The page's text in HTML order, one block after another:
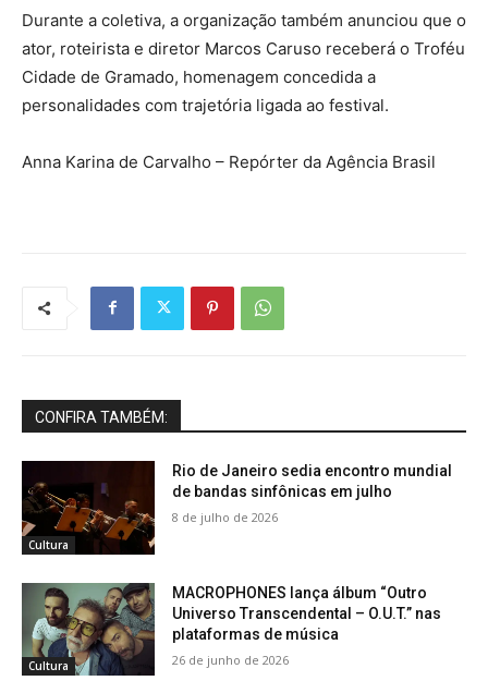
Durante a coletiva, a organização também anunciou que o
ator, roteirista e diretor Marcos Caruso receberá o Troféu
Cidade de Gramado, homenagem concedida a
personalidades com trajetória ligada ao festival.
Anna Karina de Carvalho – Repórter da Agência Brasil
CONFIRA TAMBÉM:
Cultura
Rio de Janeiro sedia encontro mundial
de bandas sinfônicas em julho
8 de julho de 2026
Cultura
MACROPHONES lança álbum “Outro
Universo Transcendental – O.U.T.” nas
plataformas de música
26 de junho de 2026